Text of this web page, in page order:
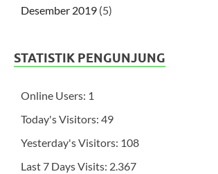
Desember 2019 (5)
STATISTIK PENGUNJUNG
Online Users: 1
Today's Visitors:49
Yesterday's Visitors: 108
Last 7 Days Visits: 2.367